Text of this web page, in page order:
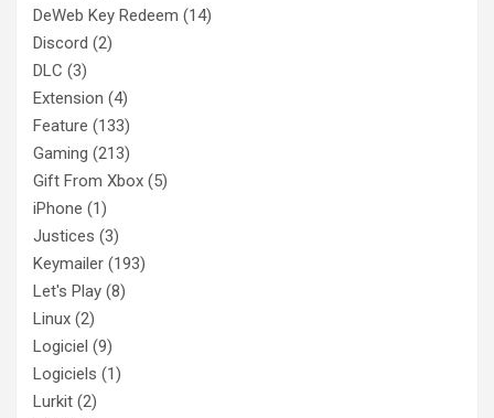
DeWeb Key Redeem (14)
Discord (2)
DLC (3)
Extension (4)
Feature (133)
Gaming (213)
Gift From Xbox (5)
iPhone (1)
Justices (3)
Keymailer (193)
Let's Play (8)
Linux (2)
Logiciel (9)
Logiciels (1)
Lurkit (2)